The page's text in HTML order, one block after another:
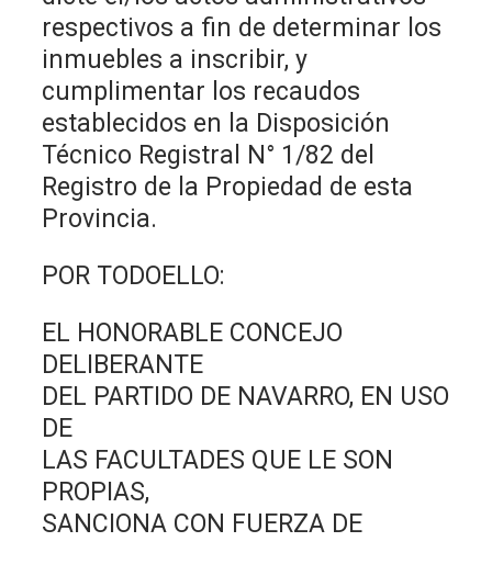
respectivos a fin de determinar los
inmuebles a inscribir, y
cumplimentar los recaudos
establecidos en la Disposición
Técnico Registral N° 1/82 del
Registro de la Propiedad de esta
Provincia.
POR TODOELLO:
EL HONORABLE CONCEJO
DELIBERANTE
DEL PARTIDO DE NAVARRO, EN USO
DE
LAS FACULTADES QUE LE SON
PROPIAS,
SANCIONA CON FUERZA DE